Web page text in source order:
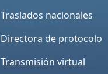
Traslados nacionales
Directora de protocolo
Transmisión virtual